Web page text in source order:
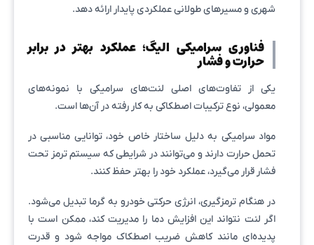
شهری و مسیرهای طولانی عملکردی پایدار ارائه دهد.
فناوری سرامیکی الیگ؛ عملکرد بهتر در برابر
حرارت و فشار
یکی از تفاوت‌های اصلی لنت‌های سرامیکی با نمونه‌های
معمولی، نوع ترکیبات اصطکاکی به کار رفته در آن‌ها است.
مواد سرامیکی به دلیل ساختار خاص خود، توانایی مناسبی در
تحمل حرارت دارند و می‌توانند در شرایطی که سیستم ترمز تحت
فشار قرار می‌گیرد، عملکرد خود را بهتر حفظ کنند.
در هنگام ترمزگیری، انرژی حرکتی خودرو به گرما تبدیل می‌شود.
اگر لنت نتواند این افزایش دما را مدیریت کند، ممکن است با
پدیده‌ای مانند کاهش ضریب اصطکاک مواجه شود و قدرت